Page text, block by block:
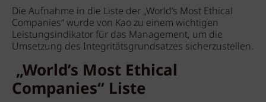
Die Aufnahme in die Liste der „World’s Most Ethical
Companies“ wurde von Kao zu einem wichtigen
Leistungsindikator für das Management, um die
Umsetzung des Integritätsgrundsatzes sicherzustellen.
„World’s Most Ethical
Companies“ Liste